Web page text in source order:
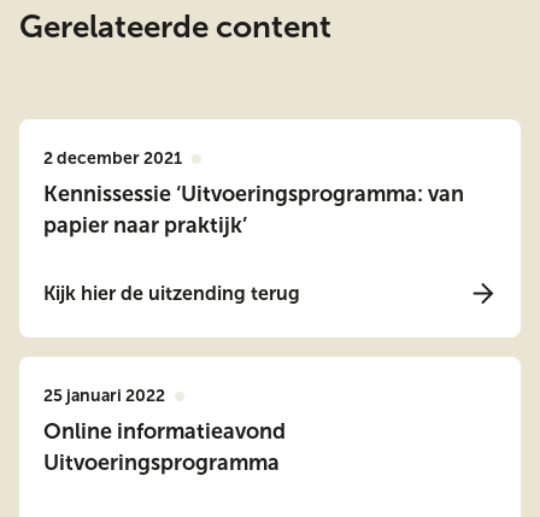
Gerelateerde content
2 december 2021
Kennissessie ‘Uitvoeringsprogramma: van
papier naar praktijk’
Kijk hier de uitzending terug
25 januari 2022
Online informatieavond
Uitvoeringsprogramma